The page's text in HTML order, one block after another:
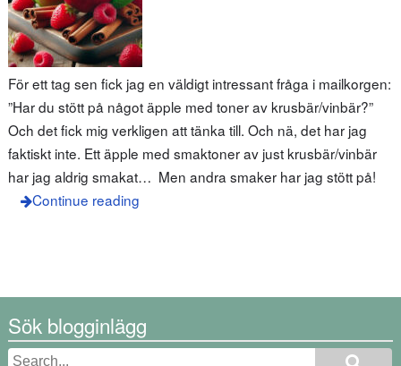
För ett tag sen fick jag en väldigt intressant fråga i mailkorgen:
”Har du stött på något äpple med toner av krusbär/vinbär?”
Och det fick mig verkligen att tänka till. Och nä, det har jag
faktiskt inte. Ett äpple med smaktoner av just krusbär/vinbär
har jag aldrig smakat… Men andra smaker har jag stött på!
Continue reading
Sök blogginlägg